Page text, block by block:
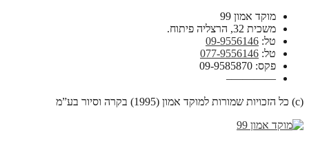
מוקד אמון 99
משכית 32, הרצליה פיתוח.
טל: 09-9556146
טל: 077-9556146
פקס: 09-9585870
————–
(c) כל הזכויות שמורות למוקד אמון (1995) בקרה וסיור בע”מ